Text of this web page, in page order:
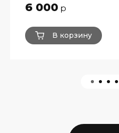
6 000 р
В корзину